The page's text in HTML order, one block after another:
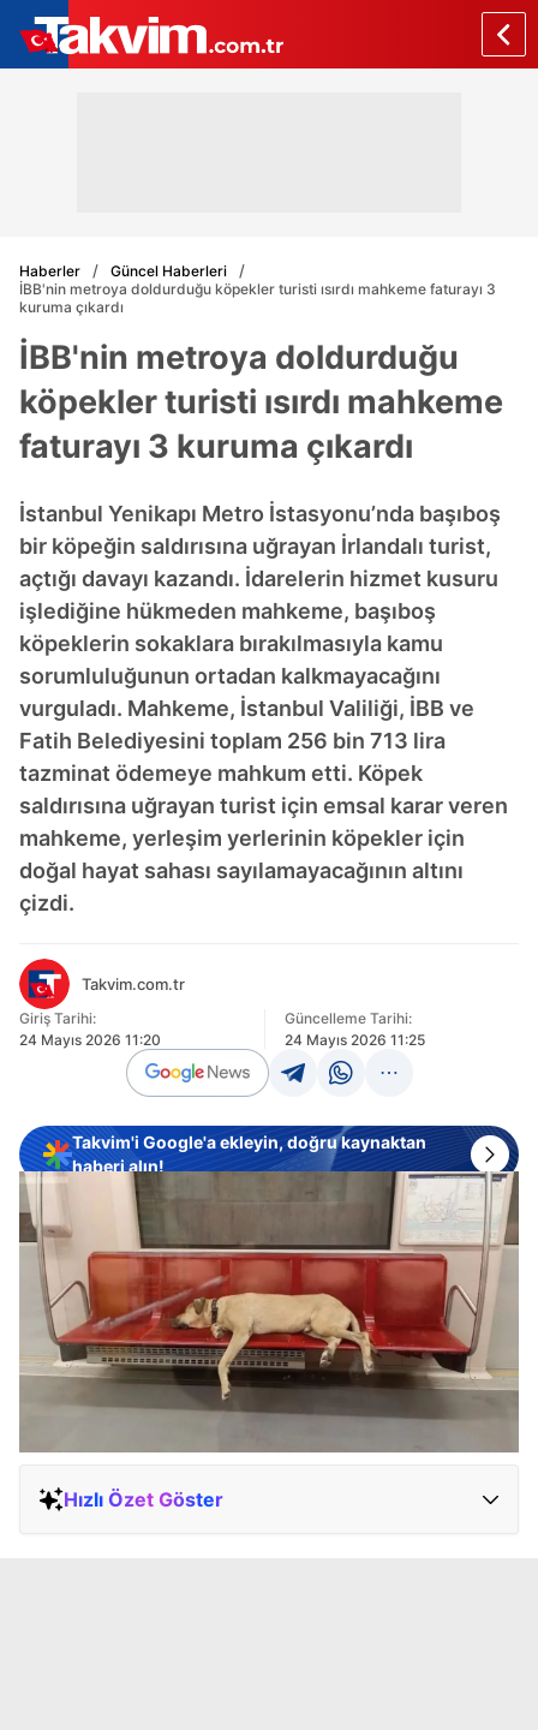
Haberler
Güncel Haberleri
İBB'nin metroya doldurduğu köpekler turisti ısırdı mahkeme faturayı 3
kuruma çıkardı
İBB'nin metroya doldurduğu
köpekler turisti ısırdı mahkeme
faturayı 3 kuruma çıkardı
İstanbul Yenikapı Metro İstasyonu’nda başıboş
bir köpeğin saldırısına uğrayan İrlandalı turist,
açtığı davayı kazandı. İdarelerin hizmet kusuru
işlediğine hükmeden mahkeme, başıboş
köpeklerin sokaklara bırakılmasıyla kamu
sorumluluğunun ortadan kalkmayacağını
vurguladı. Mahkeme, İstanbul Valiliği, İBB ve
Fatih Belediyesini toplam 256 bin 713 lira
tazminat ödemeye mahkum etti. Köpek
saldırısına uğrayan turist için emsal karar veren
mahkeme, yerleşim yerlerinin köpekler için
doğal hayat sahası sayılamayacağının altını
çizdi.
Takvim.com.tr
Giriş Tarihi:
24 Mayıs 2026 11:20
Güncelleme Tarihi:
24 Mayıs 2026 11:25
Takvim'i Google'a ekleyin, doğru kaynaktan
haberi alın!
Hızlı Özet Göster